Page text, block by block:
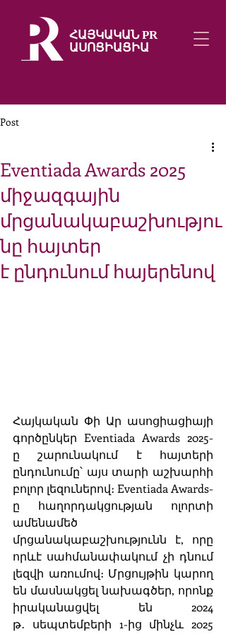
ՀԱՅԿԱԿԱՆ PR
ԱՍՈՑԻԱՑԻԱ
Post
Eventiada Awards 2025
միջազգային
մրցանակաբաշխությու
նը հայտեր
է ընդունում հայերենով
Հայկական Փի Ար ասոցիացիայի
գործընկեր Eventiada Awards 2025-
ը շարունակում է հայտերի
ընդունումը՝ այս տարի աշխարհի
բոլոր լեզուներով։ Eventiada Awards-
ը հաղորդակցության ոլորտի
ամենամեծ
մրցանակաբաշխությունն է, որը
որևէ սահմանափակում չի դնում
լեզվի առումով։ Մրցույթին կարող
են մասնակցել նախագծեր, որոնք
իրականացվել են 2024
թ․ սեպտեմբերի 1-ից մինչև 2025